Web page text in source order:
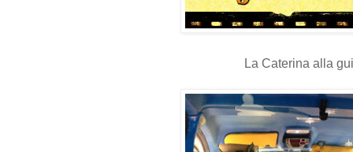
La Caterina alla